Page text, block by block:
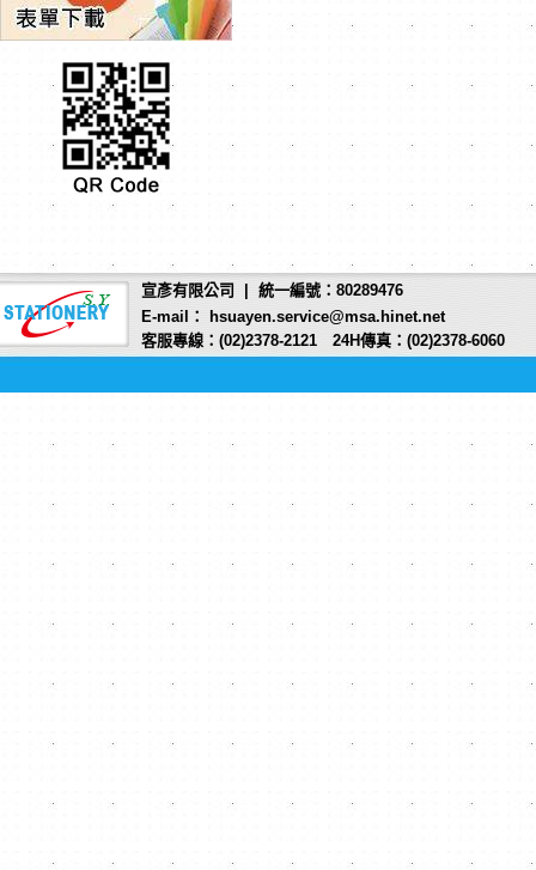
宣彥有限公司 | 統一編號：80289476
E-mail： hsuayen.service@msa.hinet.net
客服專線：(02)2378-2121 24H傳真：(02)2378-6060